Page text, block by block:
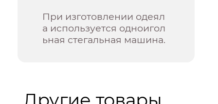
При изготовлении одеял
а используется одноигол
ьная стегальная машина.